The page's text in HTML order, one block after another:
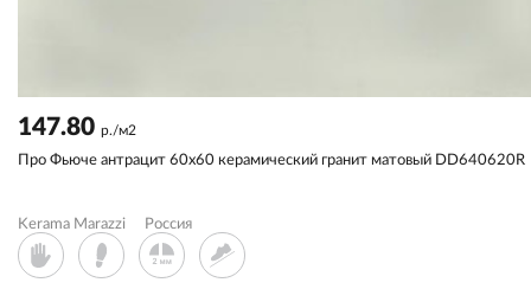
147.80 р./м2
Про Фьюче антрацит 60x60 керамический гранит матовый DD640620R
Kerama Marazzi Россия